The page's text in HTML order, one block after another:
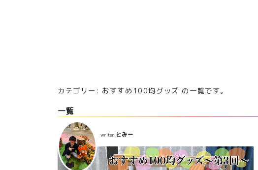
カテゴリー: おすすめ100均グッズ の一覧です。
一覧
writer: とみー